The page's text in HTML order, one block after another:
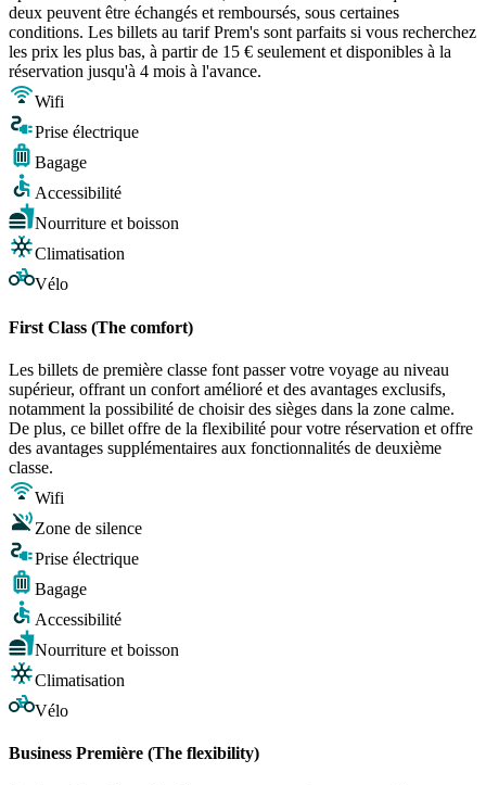
deux peuvent être échangés et remboursés, sous certaines
conditions. Les billets au tarif Prem's sont parfaits si vous recherchez
les prix les plus bas, à partir de 15 € seulement et disponibles à la
réservation jusqu'à 4 mois à l'avance.
Wifi
Prise électrique
Bagage
Accessibilité
Nourriture et boisson
Climatisation
Vélo
First Class (The comfort)
Les billets de première classe font passer votre voyage au niveau
supérieur, offrant un confort amélioré et des avantages exclusifs,
notamment la possibilité de choisir des sièges dans la zone calme.
De plus, ce billet offre de la flexibilité pour votre réservation et offre
des avantages supplémentaires aux fonctionnalités de deuxième
classe.
Wifi
Zone de silence
Prise électrique
Bagage
Accessibilité
Nourriture et boisson
Climatisation
Vélo
Business Première (The flexibility)